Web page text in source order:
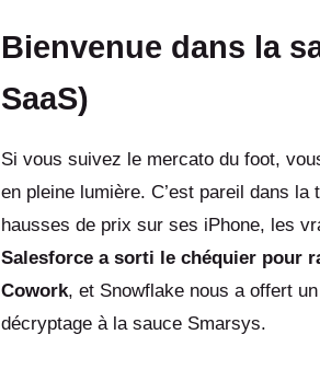
Bienvenue dans la
SaaS)
Si vous suivez le mercato du foot,
en pleine lumière. C’est pareil dans la
hausses de prix sur ses iPhone, les
Salesforce a sorti le chéquier pour
Cowork, et Snowflake nous a offert
décryptage à la sauce Smarsys.